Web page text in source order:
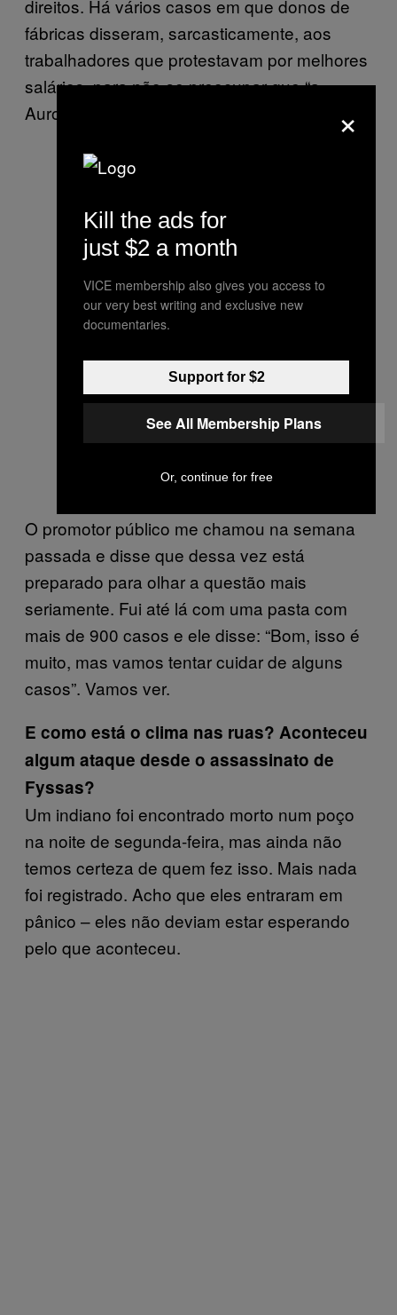
direitos. Há vários casos em que donos de
fábricas disseram, sarcasticamente, aos
trabalhadores que protestavam por melhores
salários, para não se preocupar que “a
Aurora Dourada vai dar os direitos de vocês”.
O promotor público me chamou na semana
passada e disse que dessa vez está
preparado para olhar a questão mais
seriamente. Fui até lá com uma pasta com
mais de 900 casos e ele disse: “Bom, isso é
muito, mas vamos tentar cuidar de alguns
casos”. Vamos ver.
E como está o clima nas ruas? Aconteceu
algum ataque desde o assassinato de
Fyssas?
Um indiano foi encontrado morto num poço
na noite de segunda-feira, mas ainda não
temos certeza de quem fez isso. Mais nada
foi registrado. Acho que eles entraram em
pânico – eles não deviam estar esperando
pelo que aconteceu.
×
Kill the ads for
just $2 a month
VICE membership also gives you access to
our very best writing and exclusive new
documentaries.
Support for $2
See All Membership Plans
Or, continue for free